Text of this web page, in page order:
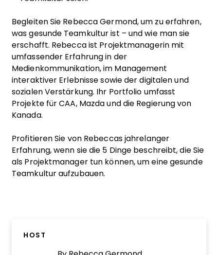
Begleiten Sie Rebecca Germond, um zu erfahren,
was gesunde Teamkultur ist – und wie man sie
erschafft. Rebecca ist Projektmanagerin mit
umfassender Erfahrung in der
Medienkommunikation, im Management
interaktiver Erlebnisse sowie der digitalen und
sozialen Verstärkung. Ihr Portfolio umfasst
Projekte für CAA, Mazda und die Regierung von
Kanada.
Profitieren Sie von Rebeccas jahrelanger
Erfahrung, wenn sie die 5 Dinge beschreibt, die Sie
als Projektmanager tun können, um eine gesunde
Teamkultur aufzubauen.
HOST